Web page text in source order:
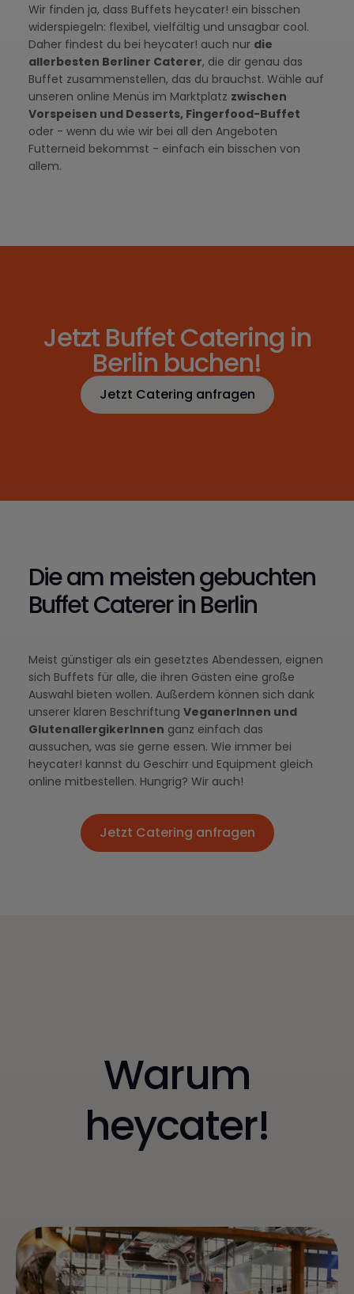
Wir finden ja, dass Buffets heycater! ein bisschen
widerspiegeln: flexibel, vielfältig und unsagbar cool.
Daher findest du bei heycater! auch nur die
allerbesten Berliner Caterer, die dir genau das
Buffet zusammenstellen, das du brauchst. Wähle auf
unseren online Menüs im Marktplatz zwischen
Vorspeisen und Desserts, Fingerfood-Buffet
oder - wenn du wie wir bei all den Angeboten
Futterneid bekommst - einfach ein bisschen von
allem.
Jetzt Buffet Catering in
Berlin buchen!
Jetzt Catering anfragen
Jetzt Catering anfragen
Die am meisten gebuchten
Buffet Caterer in Berlin
Meist günstiger als ein gesetztes Abendessen, eignen
sich Buffets für alle, die ihren Gästen eine große
Auswahl bieten wollen. Außerdem können sich dank
unserer klaren Beschriftung VeganerInnen und
GlutenallergikerInnen ganz einfach das
aussuchen, was sie gerne essen. Wie immer bei
heycater! kannst du Geschirr und Equipment gleich
online mitbestellen. Hungrig? Wir auch!
Jetzt Catering anfragen
Jetzt Catering anfragen
Warum
heycater!